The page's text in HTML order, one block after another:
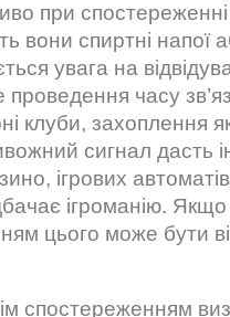
при спостереженні
вони спиртні напої
увага на
часу
клуби, захоплення
сигнал дасть
ігрових
ігроманію.
цього може бути
спостереженням